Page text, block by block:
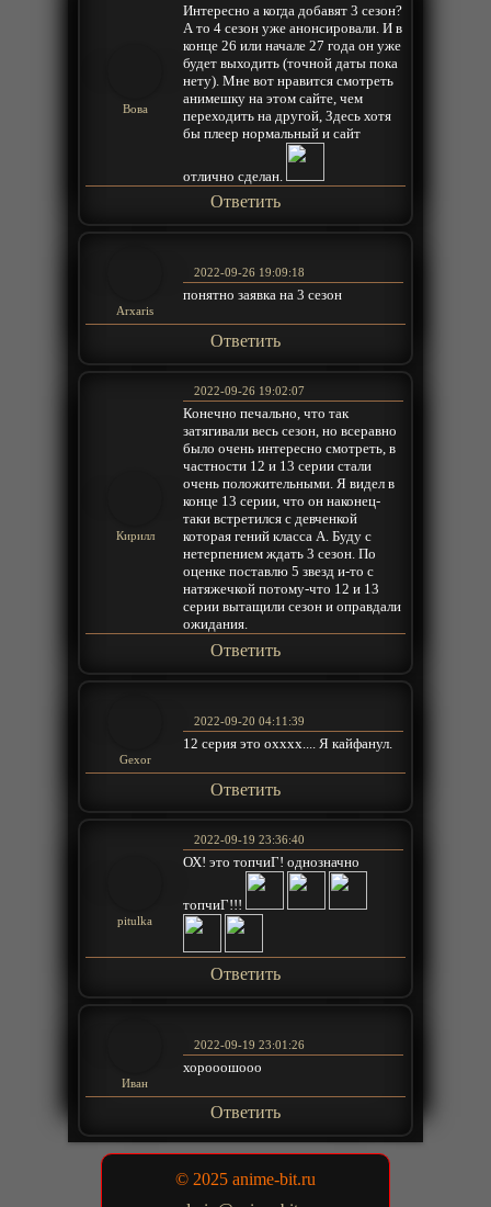
Вова
Интересно а когда добавят 3 сезон?
А то 4 сезон уже анонсировали. И в
конце 26 или начале 27 года он уже
будет выходить (точной даты пока
нету). Мне вот нравится смотреть
анимешку на этом сайте, чем
переходить на другой, Здесь хотя
бы плеер нормальный и сайт
отлично сделан.
Ответить
Arxaris
2022-09-26 19:09:18
понятно заявка на 3 сезон
Ответить
Кирилл
2022-09-26 19:02:07
Конечно печально, что так
затягивали весь сезон, но всеравно
было очень интересно смотреть, в
частности 12 и 13 серии стали
очень положительными. Я видел в
конце 13 серии, что он наконец-
таки встретился с девченкой
которая гений класса А. Буду с
нетерпением ждать 3 сезон. По
оценке поставлю 5 звезд и-то с
натяжечкой потому-что 12 и 13
серии вытащили сезон и оправдали
ожидания.
Ответить
Gexor
2022-09-20 04:11:39
12 серия это охххх.... Я кайфанул.
Ответить
pitulka
2022-09-19 23:36:40
ОХ! это топчиГ! однозначно
топчиГ!!!
Ответить
Иван
2022-09-19 23:01:26
хорооошооо
Ответить
© 2025 anime-bit.ru